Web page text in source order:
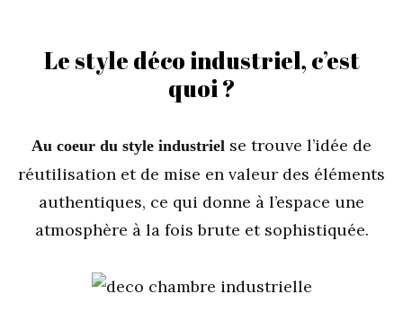
Le style déco industriel, c’est
quoi ?
Au coeur du style industriel se trouve l’idée de
réutilisation et de mise en valeur des éléments
authentiques, ce qui donne à l’espace une
atmosphère à la fois brute et sophistiquée.